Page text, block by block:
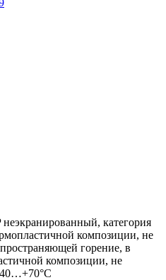
категория
композиции, не
горение, в
композиции, не